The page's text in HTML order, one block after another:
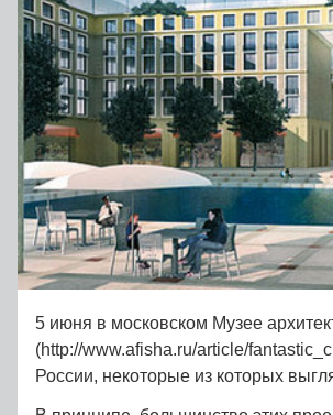
5 июня в московском Музее
(http://www.afisha.ru/article/
России, некоторые из которых